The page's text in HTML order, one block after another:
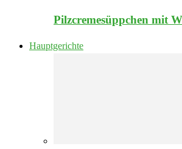
Pilzcremesüppchen mit
Hauptgerichte